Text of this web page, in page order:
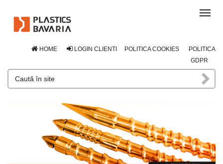
HOME LOGIN CLIENTI POLITICA COOKIES
POLITICA
GDPR